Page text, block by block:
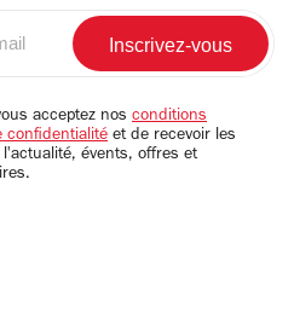
acceptez nos conditions
confidentialité et de recevoir les
évents, offres et